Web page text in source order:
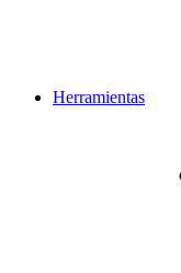
Herramientas